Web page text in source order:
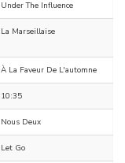
Under The Influence
La Marseillaise
À La Faveur De L'automne
10:35
Nous Deux
Let Go